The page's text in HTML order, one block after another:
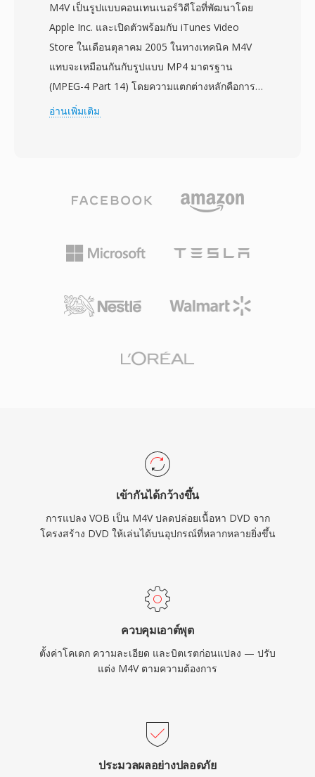
บนแผ่น DVD โดยมีรูปแบบการตั้งชื่อ
(VTS_01_1.VOB ฯลฯ) ที่สะท้อนโครงสร้างของชื่อ
เรื่องและส่วนของเนื้อหา ไฟล์ VOB แต่ละไฟล์จำกัด
อยู่ที่ประมาณ 1 GB เพื่อรองรับข้อกำหนดของระบบ
ไฟล์ UDF โดยเนื้อหาที่ยาวกว่าจะกระจายข้าม
หลายไฟล์อย่างไร้รอยต่อ รูปแบบรองรับวิดีโอทั้ง
ทางในโปรแกรมสตรีมเดียวทำให้ VOB เป็นโซลูชัน
ที่ครบถ้วนสำหรับการส่งมอบภาพยนตร์ให้ผู้บริโภค
แทนที่ DVD สำหรับเนื้อหาใหม่ VOB ยังคงมีความ
DVD ที่มีอยู่อย่างมหาศาล
M4V เป็นรูปแบบคอนเทนเนอร์วิดีโอที่พัฒนาโดย
Apple Inc. และเปิดตัวพร้อมกับ iTunes Video
Store ในเดือนตุลาคม 2005 ในทางเทคนิค M4V
แทบจะเหมือนกันกับรูปแบบ MP4 มาตรฐาน
(MPEG-4 Part 14) โดยความแตกต่างหลักคือการ
ป้องกัน DRM FairPlay ที่เป็นทางเลือกซึ่งใช้กับ
แบบนี้มักมีวิดีโอ H.264 และเสียง AAC รองรับความ
แทร็กคำบรรยาย และแท็กเมตาดาต้าสำหรับชื่อ ปก
อาร์ตเวิร์ก และเรตติ้ง Apple เลือกนามสกุล M4V
หลักเพื่อให้สิ่งที่ซื้อพร้อมการป้องกัน DRM ถูกจดจำ
และเวอร์ชันที่ไม่มีการป้องกันทำงานได้อย่างราบรื่น
ระบบนิเวศ MP4 ที่กว้างกว่าหมายความว่าสตรีม
วิดีโอและเสียงภายในไฟล์ M4V ที่ปราศจาก DRM
สามารถประมวลผลได้โดยเครื่องมือตัดต่อหรือแปลง
รหัสที่ทันสมัยแทบทุกตัวโดยไม่ต้องแปลง
อ่านเพิ่มเติม
เข้ากันได้กว้างขึ้น
การแปลง VOB เป็น M4V ปลดปล่อยเนื้อหา DVD จาก
โครงสร้าง DVD ให้เล่นได้บนอุปกรณ์ที่หลากหลายยิ่งขึ้น
ควบคุมเอาต์พุต
ตั้งค่าโคเดก ความละเอียด และบิตเรตก่อนแปลง — ปรับ
แต่ง M4V ตามความต้องการ
ประมวลผลอย่างปลอดภัย